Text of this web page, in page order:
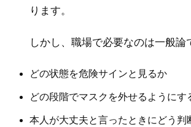
ります。
しかし、職場で必要なのは一般論
どの状態を危険サインと見るか
どの段階でマスクを外せるようにす
本人が大丈夫と言ったときにどう判